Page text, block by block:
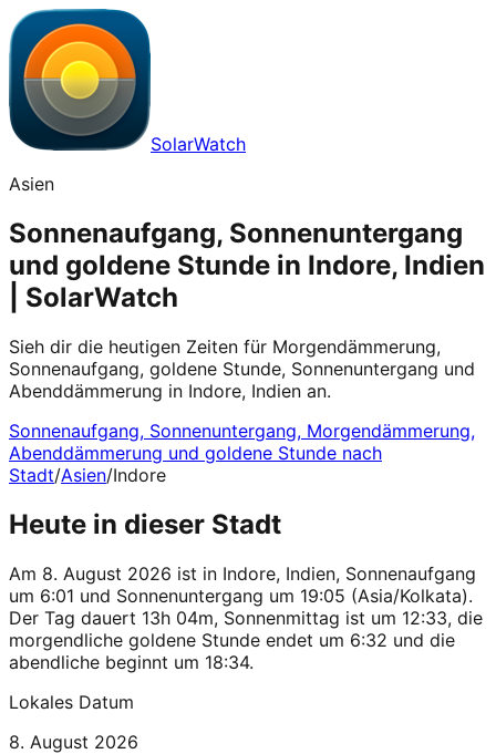
SolarWatch
Asien
Sonnenaufgang, Sonnenuntergang
und goldene Stunde in Indore, Indien
| SolarWatch
Sieh dir die heutigen Zeiten für Morgendämmerung,
Sonnenaufgang, goldene Stunde, Sonnenuntergang und
Abenddämmerung in Indore, Indien an.
Sonnenaufgang, Sonnenuntergang, Morgendämmerung,
Abenddämmerung und goldene Stunde nach
Stadt/Asien/Indore
Heute in dieser Stadt
Am 8. August 2026 ist in Indore, Indien, Sonnenaufgang
um 6:01 und Sonnenuntergang um 19:05 (Asia/Kolkata).
Der Tag dauert 13h 04m, Sonnenmittag ist um 12:33, die
morgendliche goldene Stunde endet um 6:32 und die
abendliche beginnt um 18:34.
Lokales Datum
8. August 2026